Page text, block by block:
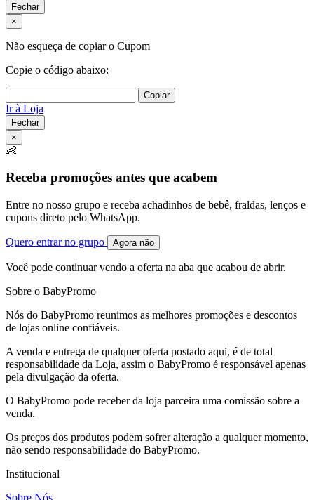
Fechar
×
Não esqueça de copiar o Cupom
Copie o código abaixo:
Copiar
Ir à Loja
Fechar
×
👶
Receba promoções antes que acabem
Entre no nosso grupo e receba achadinhos de bebê, fraldas, lenços e
cupons direto pelo WhatsApp.
Quero entrar no grupo Agora não
Você pode continuar vendo a oferta na aba que acabou de abrir.
Sobre o BabyPromo
Nós do BabyPromo reunimos as melhores promoções e descontos
de lojas online confiáveis.
A venda e entrega de qualquer oferta postado aqui, é de total
responsabilidade da Loja, assim o BabyPromo é responsável apenas
pela divulgação da oferta.
O BabyPromo pode receber da loja parceira uma comissão sobre a
venda.
Os preços dos produtos podem sofrer alteração a qualquer momento,
não sendo responsabilidade do BabyPromo.
Institucional